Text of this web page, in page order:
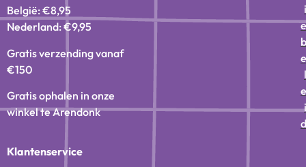
België: €8,95
Nederland: €9,95
Gratis verzending vanaf
€150
Gratis ophalen in onze
winkel te Arendonk
Klantenservice
i
e
b
e
l
e
i
d